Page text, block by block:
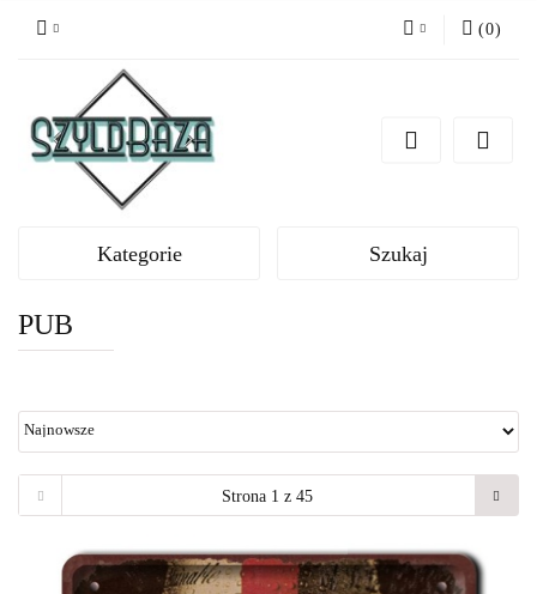
Zarejestruj się
(0)
Kategorie Szukaj
PUB